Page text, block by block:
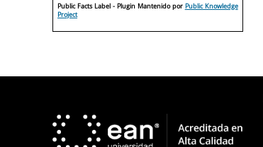
Public Facts Label- Plugin Mantenido por Public Knowledge
Project